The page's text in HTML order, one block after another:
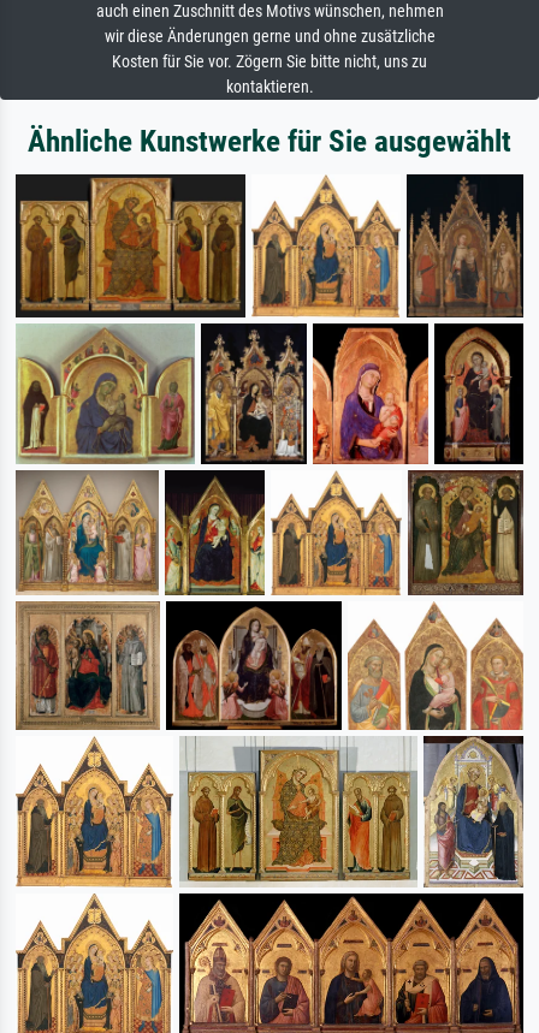
auch einen Zuschnitt des Motivs wünschen, nehmen
wir diese Änderungen gerne und ohne zusätzliche
Kosten für Sie vor. Zögern Sie bitte nicht, uns zu
kontaktieren.
Ähnliche Kunstwerke für Sie ausgewählt